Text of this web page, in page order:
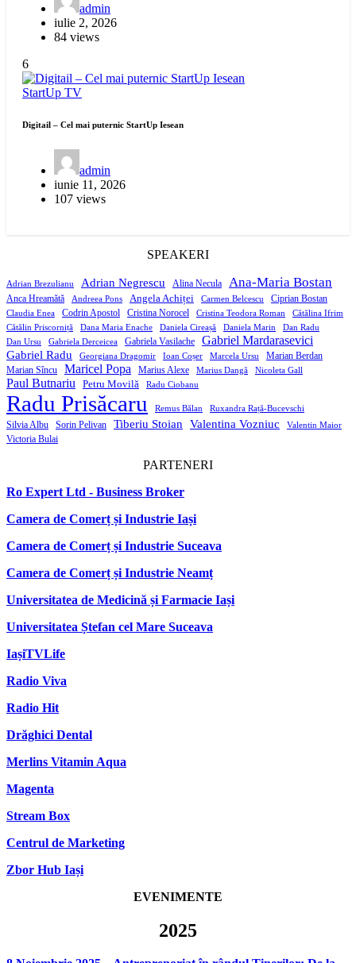
admin
iulie 2, 2026
84 views
6
StartUp TV
Digitail – Cel mai puternic StartUp Iesean
admin
iunie 11, 2026
107 views
SPEAKERI
Adrian Brezulianu Adrian Negrescu Alina Necula Ana-Maria Bostan
Anca Hreamătă Andreea Pons Angela Achiței Carmen Belcescu Ciprian Bostan
Claudia Enea Codrin Apostol Cristina Norocel Cristina Teodora Roman
Cătălina Ifrim
Cătălin Priscorniță
Dana Maria Enache Daniela Cireașă Daniela Marin
Dan Radu
Dan Ursu
Gabriela Derceicea Gabriela Vasilache Gabriel Mardarasevici
Gabriel Radu Georgiana Dragomir Ioan Coșer Marcela Ursu
Marian Berdan
Marian Sîncu
Maricel Popa Marius Alexe Marius Dangă Nicoleta Gall
Paul Butnariu Petru Movilă Radu Ciobanu
Radu Prisăcaru Remus Bălan Ruxandra Rață-Bucevschi
Silvia Albu Sorin Pelivan Tiberiu Stoian Valentina Vozniuc Valentin Maior
Victoria Bulai
PARTENERI
Ro Expert Ltd - Business Broker
Camera de Comerț și Industrie Iași
Camera de Comerț și Industrie Suceava
Camera de Comerț și Industrie Neamț
Universitatea de Medicină și Farmacie Iași
Universitatea Ștefan cel Mare Suceava
IașiTVLife
Radio Viva
Radio Hit
Drăghici Dental
Merlins Vitamin Aqua
Magenta
Stream Box
Centrul de Marketing
Zbor Hub Iași
EVENIMENTE
2025